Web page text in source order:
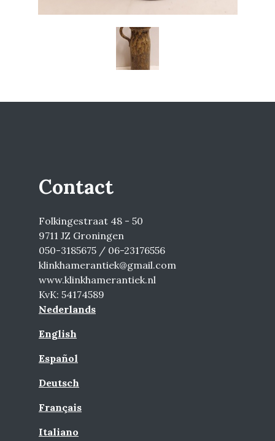
Contact
Folkingestraat 48 - 50
9711 JZ Groningen
050-3185675 / 06-23176556
klinkhamerantiek@gmail.com
www.klinkhamerantiek.nl
KvK: 54174589
Nederlands
English
Español
Deutsch
Français
Italiano